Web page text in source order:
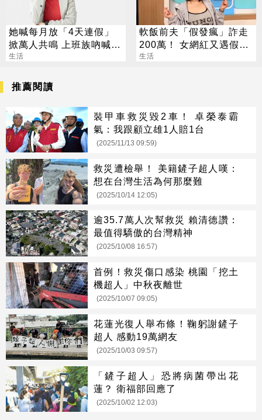
她喊每月放「4天連假」
掀萬人共鳴 上班族吶喊：
這樣才活得像人
生活
軟飯前夫「假發瘋」詐走
200萬！ 女網紅又遇假富
豪 養套殺噴2千萬
生活
推薦閱讀
裝甲車救災毀2車！ 卓榮泰霸
氣：我跟顧立雄1人賠1台
(2025/11/13 09:59)
救災遭檢舉！ 美籍鏟子超人嘆：
想在台灣生活為何那麼難
(2025/10/14 12:05)
逾35.7萬人次幫救災 賴清德讚：
最值得驕傲的台灣精神
(2025/10/08 16:57)
首例！救災傷口感染 桃園「挖土
機超人」中秋夜離世
(2025/10/07 09:05)
花蓮光復人舉布條！鞠躬謝鏟子
超人 感動19萬網友
(2025/10/03 09:57)
「鏟子超人」恐將病菌帶出花
蓮？ 衛福部回應了
(2025/10/02 12:03)